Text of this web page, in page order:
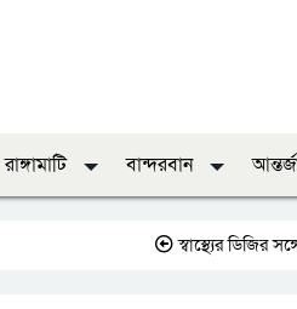
রাঙ্গামাটি বান্দরবান
স্বাস্থ্যের ডিজির সঙ্গে